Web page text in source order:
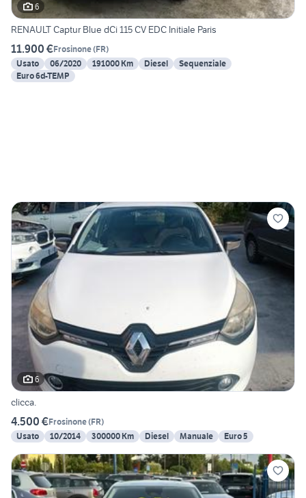
6
RENAULT Captur Blue dCi 115 CV EDC Initiale Paris
11.900 €Frosinone(FR)
Usato
06/2020 191000 Km Diesel
Sequenziale
Euro 6d-TEMP
6
clicca.
4.500 €Frosinone(FR)
Usato
10/2014 300000 Km Diesel Manuale Euro 5